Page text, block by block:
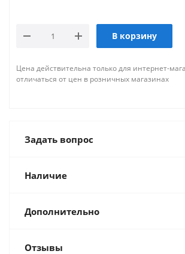
В корзину
Цена действительна только для интернет-
отличаться от цен в розничных магазинах
Задать вопрос
Наличие
Дополнительно
Отзывы